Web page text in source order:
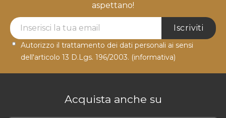
aspettano!
Newsletter Label
Iscriviti
Autorizzo il trattamento dei dati personali ai sensi
dell'articolo 13 D.Lgs. 196/2003. (informativa)
Acquista anche su